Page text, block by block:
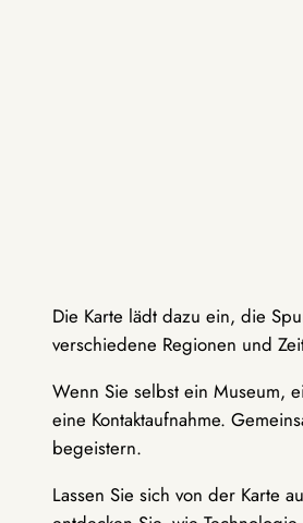
Die Karte lädt dazu ein, die
verschiedene Regionen und
Wenn Sie selbst ein Museum,
eine Kontaktaufnahme.
begeistern.
Lassen Sie sich von der Karte